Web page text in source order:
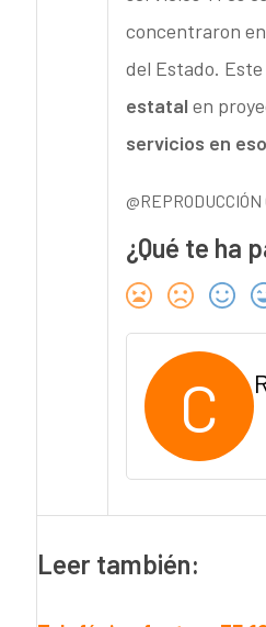
concentraron
del Estado.
estatal en
servicios en
¿Qué te ha
C
Leer también: